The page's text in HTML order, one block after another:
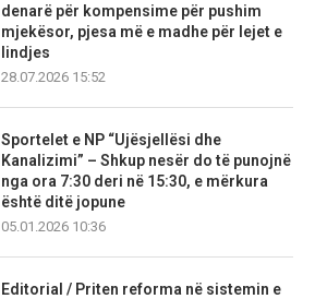
denarë për kompensime për pushim
mjekësor, pjesa më e madhe për lejet e
lindjes
28.07.2026 15:52
Sportelet e NP “Ujësjellësi dhe
Kanalizimi” – Shkup nesër do të punojnë
nga ora 7:30 deri në 15:30, e mërkura
është ditë jopune
05.01.2026 10:36
Editorial / Priten reforma në sistemin e